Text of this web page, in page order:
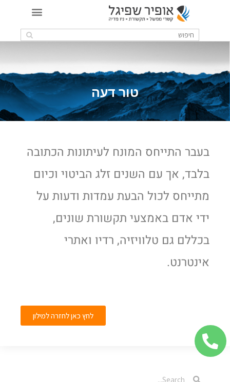
טור דעה
בעבר התייחס המונח לעיתונות הכתובה
בלבד, אך עם השנים זלג הביטוי וכיום
מתייחס לכול הבעת עמדות ודעות על
ידי אדם באמצעי תקשורת שונים,
בכללם גם טלוויזיה, רדיו ואתרי
אינטרנט.
לחץ כאן לחזרה למילון